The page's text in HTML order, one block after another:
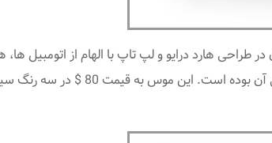
طراحی هارد درایو و لپ تاپ با الهام از اتومبیل